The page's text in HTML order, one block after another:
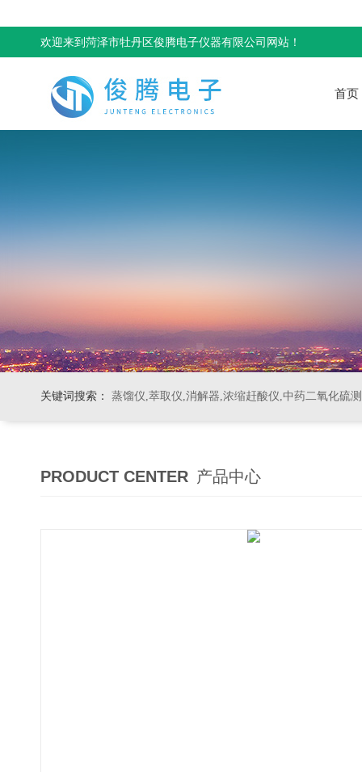
欢迎来到菏泽市牡丹区俊腾电子仪器有限公司网站！
首页
关键词搜索： 蒸馏仪,萃取仪,消解器,浓缩赶酸仪,中药二氧化硫
PRODUCT CENTER 产品中心